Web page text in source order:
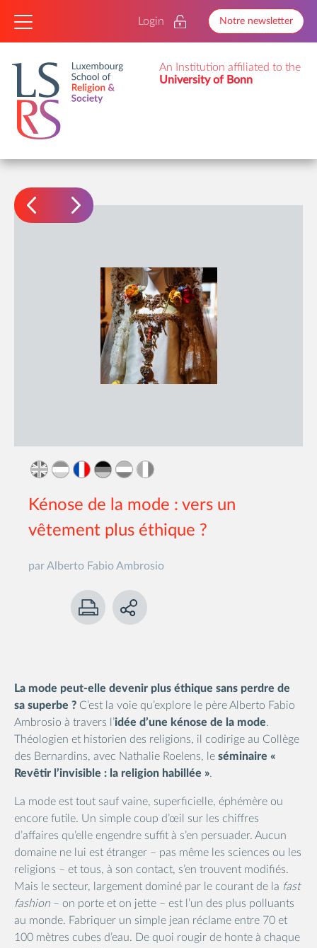
An Institution affiliated to the
University of Bonn
Login Notre newsletter
Kénose de la mode : vers un
vêtement plus éthique ?
par Alberto Fabio Ambrosio
La mode peut-elle devenir plus éthique sans perdre de
sa superbe ? C’est la voie qu’explore le père Alberto Fabio
Ambrosio à travers l’idée d’une kénose de la mode.
Théologien et historien des religions, il codirige au Collège
des Bernardins, avec Nathalie Roelens, le séminaire «
Revêtir l’invisible : la religion habillée ».
La mode est tout sauf vaine, superficielle, éphémère ou
encore futile. Un simple coup d’œil sur les chiffres
d’affaires qu’elle engendre suffit à s’en persuader. Aucun
domaine ne lui est étranger – pas même les sciences ou les
religions – et tous, à son contact, s’en trouvent modifiés.
Mais le secteur, largement dominé par le courant de la fast
fashion – on porte et on jette – est l’un des plus polluants
au monde. Fabriquer un simple jean réclame entre 70 et
100 mètres cubes d’eau. De quoi rougir de honte à chaque